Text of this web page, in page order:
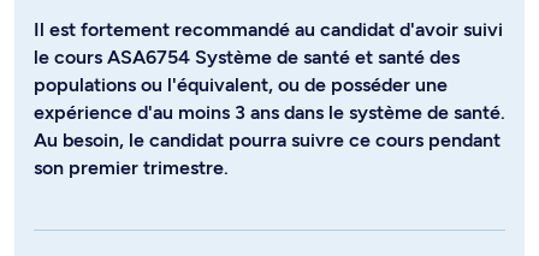
Il est fortement recommandé au candidat d'avoir suivi
le cours ASA6754 Système de santé et santé des
populations ou l'équivalent, ou de posséder une
expérience d'au moins 3 ans dans le système de santé.
Au besoin, le candidat pourra suivre ce cours pendant
son premier trimestre.